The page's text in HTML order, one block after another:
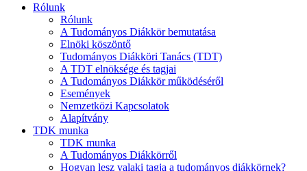
Rólunk
Rólunk
A Tudományos Diákkör bemutatása
Elnöki köszöntő
Tudományos Diákköri Tanács (TDT)
A TDT elnöksége és tagjai
A Tudományos Diákkör működéséről
Események
Nemzetközi Kapcsolatok
Alapítvány
TDK munka
TDK munka
A Tudományos Diákkörről
Hogyan lesz valaki tagja a tudományos diákkörnek?